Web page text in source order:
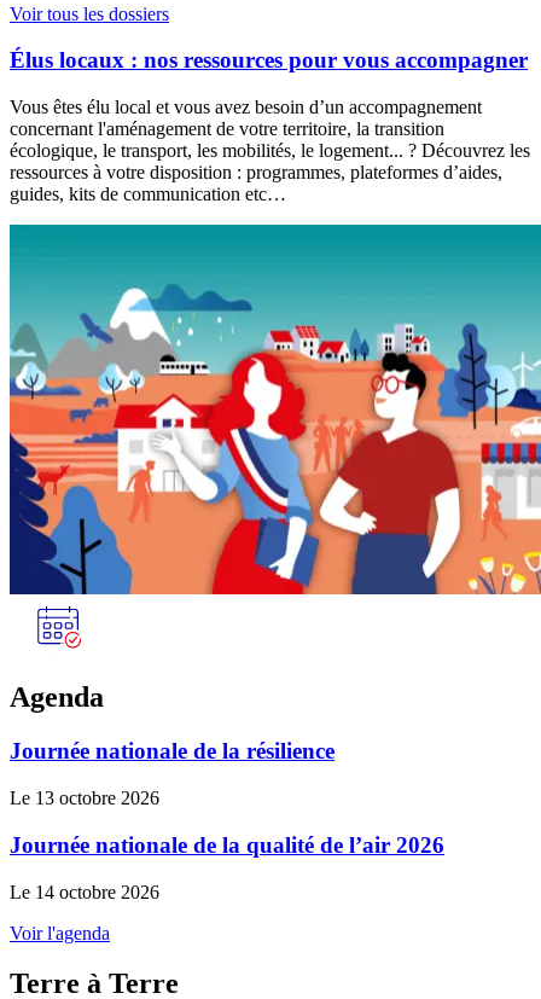
Voir tous les dossiers
Élus locaux : nos ressources pour vous accompagner
Vous êtes élu local et vous avez besoin d’un accompagnement
concernant l'aménagement de votre territoire, la transition
écologique, le transport, les mobilités, le logement... ? Découvrez les
ressources à votre disposition : programmes, plateformes d’aides,
guides, kits de communication etc…
Agenda
Journée nationale de la résilience
Le 13 octobre 2026
Journée nationale de la qualité de l’air 2026
Le 14 octobre 2026
Voir l'agenda
Terre à Terre